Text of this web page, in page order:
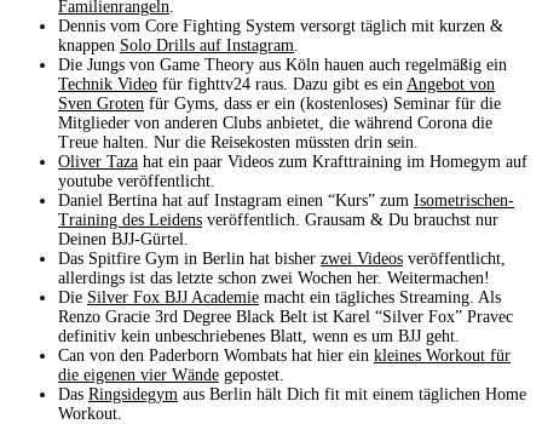
Familienrangeln
Dennis vom Core Fighting System versorgt täglich mit kurzen &
knappen Solo Drills auf Instagram
Die Jungs von Game Theory aus Köln hauen auch regelmäßig ein
Technik Video für fighttv24 raus. Dazu gibt es ein Angebot von
Sven Groten für Gyms, dass er ein (kostenloses) Seminar für die
Mitglieder von anderen Clubs anbietet, die während Corona die
Treue halten. Nur die Reisekosten müssten drin sein.
Oliver Taza hat ein paar Videos zum Krafttraining im Homegym auf
youtube veröffentlicht.
Daniel Bertina hat auf Instagram einen “Kurs” zum Isometrischen-
Training des Leidens veröffentlich. Grausam & Du brauchst nur
Deinen BJJ-Gürtel.
Das Spitfire Gym in Berlin hat bisher zwei Videos veröffentlicht,
allerdings ist das letzte schon zwei Wochen her. Weitermachen!
Die Silver Fox BJJ Academie macht ein tägliches Streaming. Als
Renzo Gracie 3rd Degree Black Belt ist Karel “Silver Fox” Pravec
definitiv kein unbeschriebenes Blatt, wenn es um BJJ geht.
Can von den Paderborn Wombats hat hier ein kleines Workout für
die eigenen vier Wände gepostet.
Das Ringsidegym aus Berlin hält Dich fit mit einem täglichen Home
Workout.